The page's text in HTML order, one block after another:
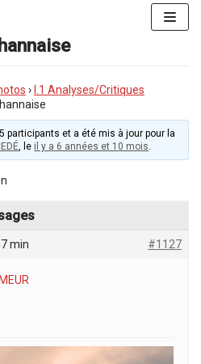
›
I.1 Analyses/Critiques
participants et a été mis à jour pour la
, le il y a 6 années et 10 mois.
min #1127